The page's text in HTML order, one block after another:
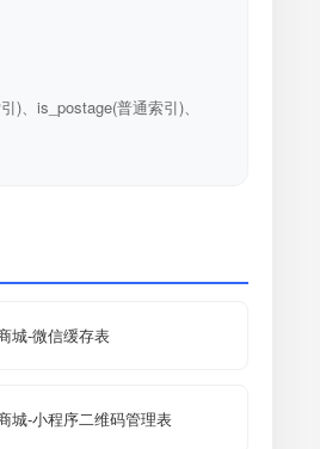
、is_postage(普通索引)、
城-微信缓存表
城-小程序二维码管理表